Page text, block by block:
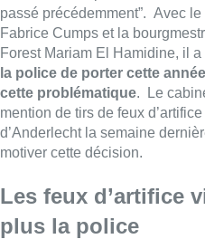
passé précédemment”. Avec
Fabrice Cumps et la
Forest Mariam El Hamidine, il
la police de porter cette
cette problématique. Le
mention de tirs de feux
d’Anderlecht la semaine
motiver cette décision.
Les feux d’artifice
plus la police